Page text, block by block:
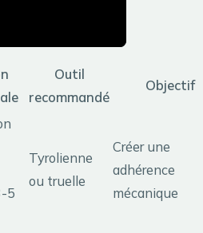
Outil
recommandé
Objectif
5
Tyrolienne
ou truelle
Créer une
adhérence
mécanique